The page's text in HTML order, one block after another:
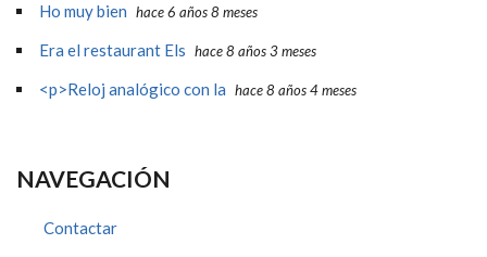
Ho muy bien hace 6 años 8 meses
Era el restaurant Els hace 8 años 3 meses
<p>Reloj analógico con la hace 8 años 4 meses
NAVEGACIÓN
Contactar